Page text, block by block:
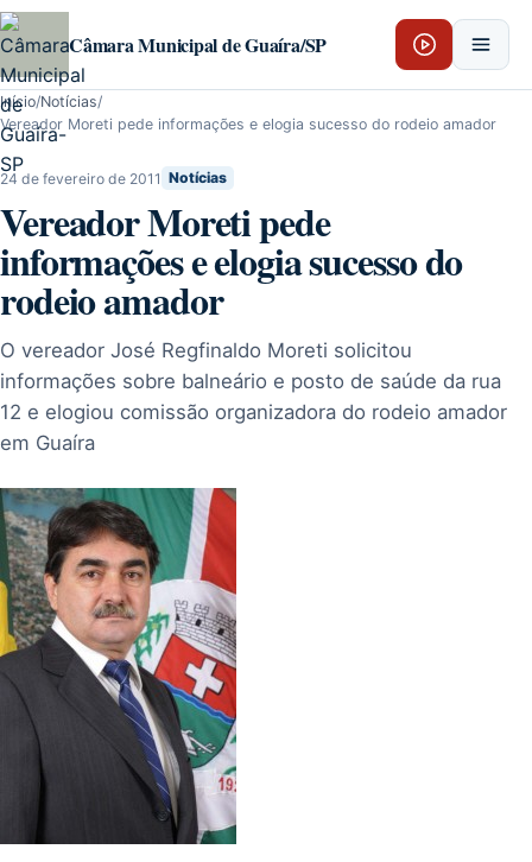
Pular para o conteúdo
Câmara Municipal de Guaíra/SP
Início/Notícias/
Vereador Moreti pede informações e elogia sucesso do rodeio amador
24 de fevereiro de 2011 Notícias
Vereador Moreti pede
informações e elogia sucesso do
rodeio amador
O vereador José Regfinaldo Moreti solicitou
informações sobre balneário e posto de saúde da rua
12 e elogiou comissão organizadora do rodeio amador
em Guaíra